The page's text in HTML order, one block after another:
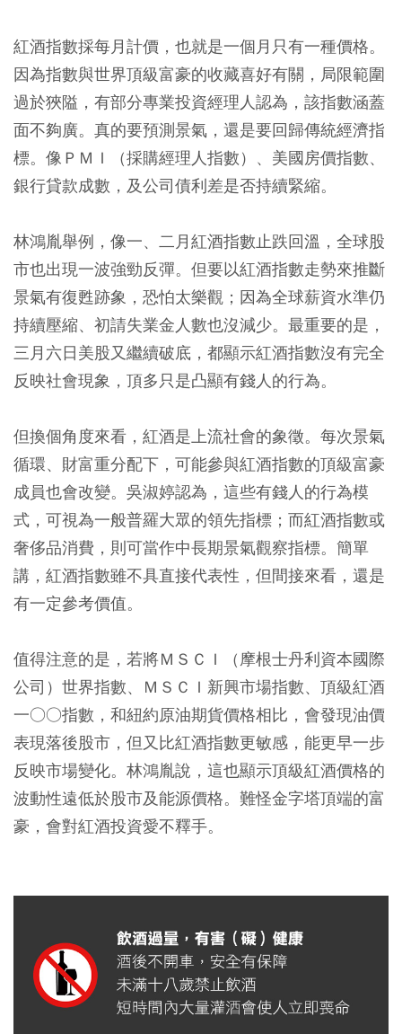
紅酒指數採每月計價，也就是一個月只有一種價格。
因為指數與世界頂級富豪的收藏喜好有關，局限範圍
過於狹隘，有部分專業投資經理人認為，該指數涵蓋
面不夠廣。真的要預測景氣，還是要回歸傳統經濟指
標。像ＰＭＩ（採購經理人指數）、美國房價指數、
銀行貸款成數，及公司債利差是否持續緊縮。
林鴻胤舉例，像一、二月紅酒指數止跌回溫，全球股
市也出現一波強勁反彈。但要以紅酒指數走勢來推斷
景氣有復甦跡象，恐怕太樂觀；因為全球薪資水準仍
持續壓縮、初請失業金人數也沒減少。最重要的是，
三月六日美股又繼續破底，都顯示紅酒指數沒有完全
反映社會現象，頂多只是凸顯有錢人的行為。
但換個角度來看，紅酒是上流社會的象徵。每次景氣
循環、財富重分配下，可能參與紅酒指數的頂級富豪
成員也會改變。吳淑婷認為，這些有錢人的行為模
式，可視為一般普羅大眾的領先指標；而紅酒指數或
奢侈品消費，則可當作中長期景氣觀察指標。簡單
講，紅酒指數雖不具直接代表性，但間接來看，還是
有一定參考價值。
值得注意的是，若將ＭＳＣＩ（摩根士丹利資本國際
公司）世界指數、ＭＳＣＩ新興市場指數、頂級紅酒
一○○指數，和紐約原油期貨價格相比，會發現油價
表現落後股市，但又比紅酒指數更敏感，能更早一步
反映市場變化。林鴻胤說，這也顯示頂級紅酒價格的
波動性遠低於股市及能源價格。難怪金字塔頂端的富
豪，會對紅酒投資愛不釋手。